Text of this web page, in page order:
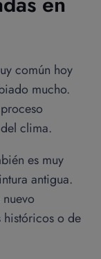
común hoy
mucho.
clima.
es muy
antigua.
históricos o de